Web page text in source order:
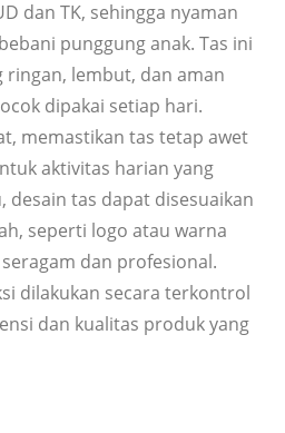
dan TK, sehingga nyaman
punggung anak. Tas ini
lembut, dan aman
dipakai setiap hari.
memastikan tas tetap awet
aktivitas harian yang
desain tas dapat disesuaikan
seperti logo atau warna
dan profesional.
dilakukan secara terkontrol
dan kualitas produk yang